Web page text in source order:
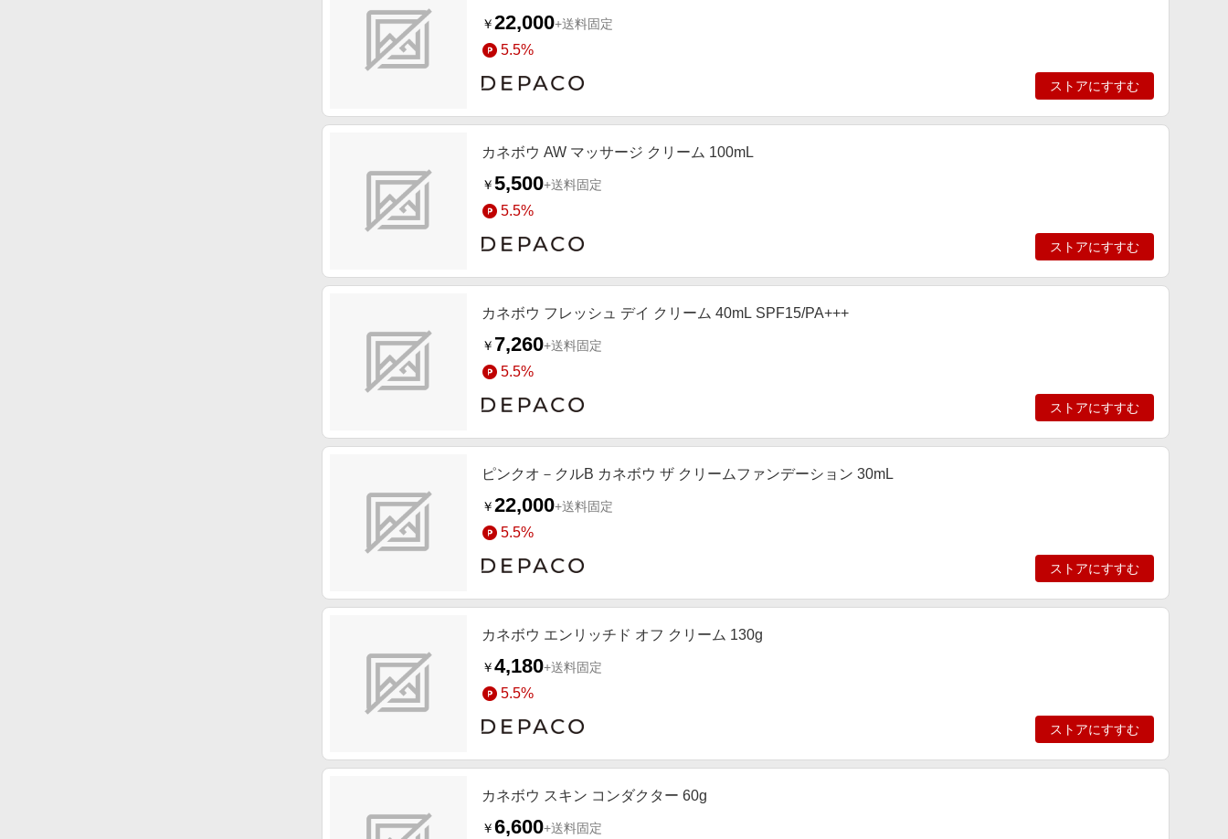
￥22,000+送料固定
5.5%
ストアにすすむ
カネボウ AW マッサージ クリーム 100mL
￥5,500+送料固定
5.5%
ストアにすすむ
カネボウ フレッシュ デイ クリーム 40mL SPF15/PA+++
￥ 7,260+送料固定
5.5%
ストアにすすむ
ピンクオ－クルB カネボウ ザ クリームファンデーション 30mL
￥22,000+送料固定
5.5%
ストアにすすむ
カネボウ エンリッチド オフ クリーム 130g
￥4,180+送料固定
5.5%
ストアにすすむ
カネボウ スキン コンダクター 60g
￥6,600+送料固定